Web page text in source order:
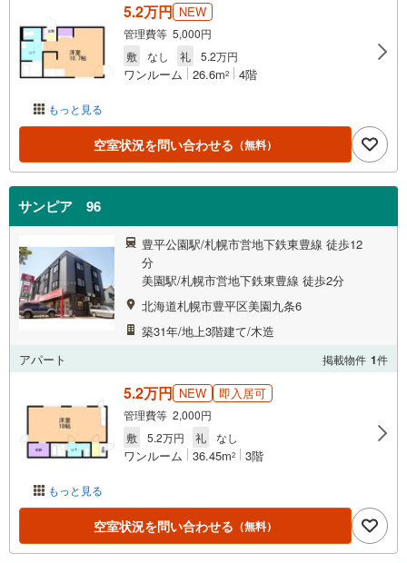
もっと見る
5.2万円 NEW
管理費等 5,000円
敷
なし 礼 5.2万円
ワンルーム 26.6m2 4階
空室状況を問い合わせる （無料）
サンピア 96
豊平公園駅/札幌市営地下鉄東豊線 徒歩12
分
美園駅/札幌市営地下鉄東豊線 徒歩2分
北海道札幌市豊平区美園九条6
築31年/地上3階建て/木造
アパート
掲載物件 1件
もっと見る
5.2万円 NEW 即入居可
管理費等 2,000円
敷
5.2万円 礼 なし
ワンルーム 36.45m2 3階
空室状況を問い合わせる （無料）